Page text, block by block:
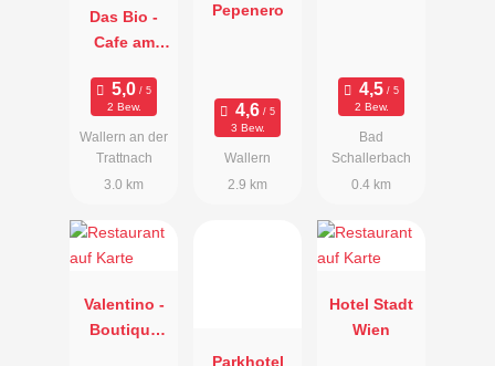
Das Bio -
Cafe am
2 Bew.
Wallern an der
Trattnach
3.0 km
Pepenero
3 Bew.
Wallern
2.9 km
2 Bew.
Bad
Schallerbach
0.4 km
Valentino -
Boutique
Parkhotel
Hotel Stadt
Wien